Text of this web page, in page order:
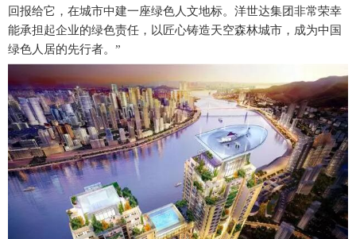
回报给它，在城市中建一座绿色人文地标。洋世达集团非常荣幸
能承担起企业的绿色责任，以匠心铸造天空森林城市，成为中国
绿色人居的先行者。”